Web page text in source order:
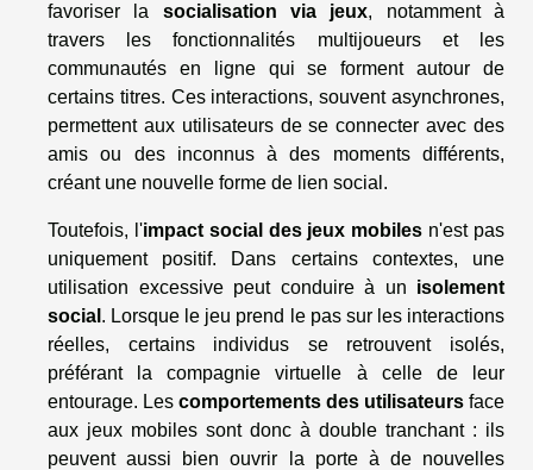
favoriser la socialisation via jeux, notamment à
travers les fonctionnalités multijoueurs et les
communautés en ligne qui se forment autour de
certains titres. Ces interactions, souvent asynchrones,
permettent aux utilisateurs de se connecter avec des
amis ou des inconnus à des moments différents,
créant une nouvelle forme de lien social.
Toutefois, l'impact social des jeux mobiles n'est pas
uniquement positif. Dans certains contextes, une
utilisation excessive peut conduire à un isolement
social . Lorsque le jeu prend le pas sur les interactions
réelles, certains individus se retrouvent isolés,
préférant la compagnie virtuelle à celle de leur
entourage. Les comportements des utilisateurs face
aux jeux mobiles sont donc à double tranchant : ils
peuvent aussi bien ouvrir la porte à de nouvelles